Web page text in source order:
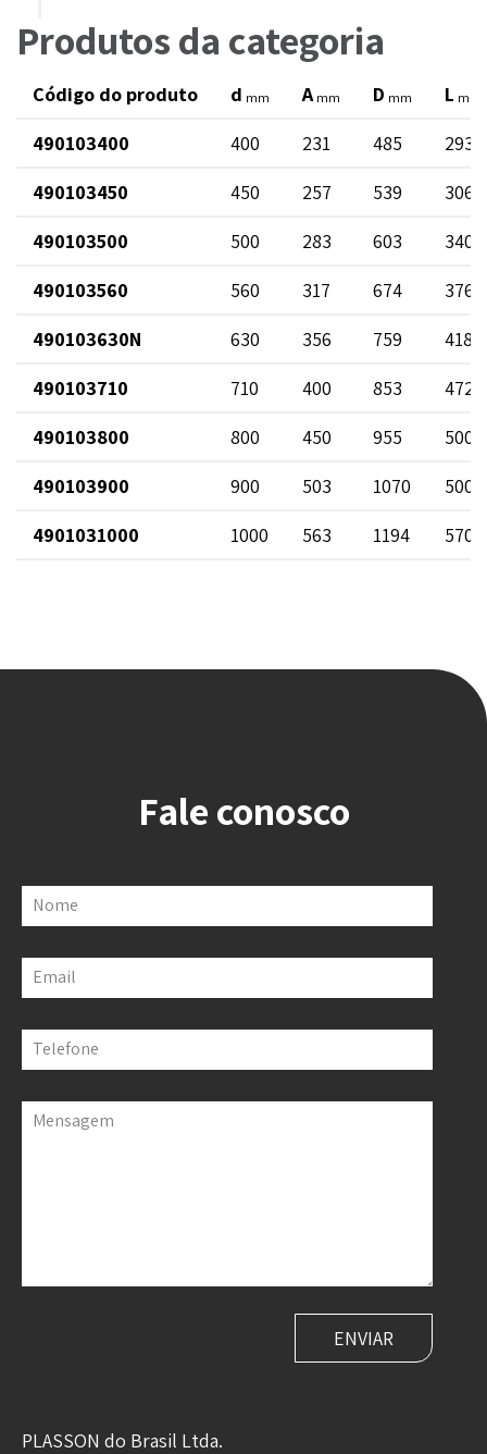
Produtos da categoria
Código do produto d mm A mm D mm L mm
490103400 400 231 485
293
490103450
450 257 539
306
490103500
500 283 603
340
490103560
560 317 674
376
490103630N
630 356 759
418
490103710
710 400 853
472
490103800
800 450 955
500
490103900
900 503 1070
500
4901031000
1000 563 1194 570
Fale conosco
Nome
Email
Telefone
Mensagem
PLASSON do Brasil Ltda.